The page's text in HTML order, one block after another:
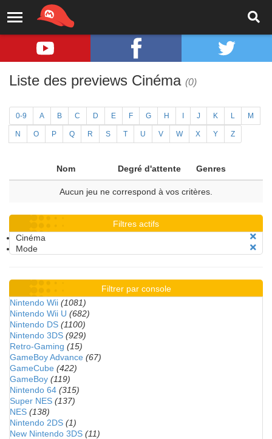
Liste des previews Cinéma (0)
0-9 A B C D E F G H J K L M
N O P Q R S T U V W X Y Z
Nom Degré d'attente Genres
Aucun jeu ne correspond à vos critères.
Filtres actifs
Cinéma
Mode
Filtrer par console
Nintendo Wii (1081)
Nintendo Wii U (682)
Nintendo DS (1100)
Nintendo 3DS (929)
Retro-Gaming (15)
GameBoy Advance (67)
GameCube (422)
GameBoy (119)
Nintendo 64 (315)
Super NES (137)
NES (138)
Nintendo 2DS (1)
New Nintendo 3DS (11)